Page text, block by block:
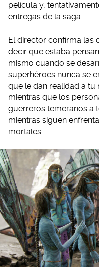
película y,
entregas de la saga.
El director confirma las
decir que estaba
mismo cuando se
superhéroes nunca se
que le dan realidad a tu
mientras que los
guerreros temerarios a
mientras siguen
mortales.